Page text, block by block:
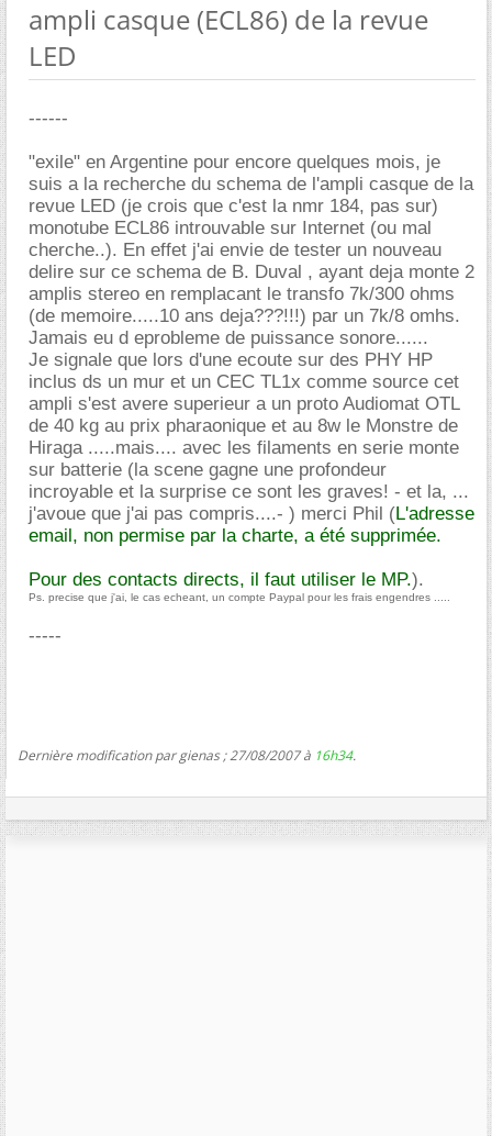
ampli casque (ECL86) de la revue
LED
------
"exile" en Argentine pour encore quelques mois, je
suis a la recherche du schema de l'ampli casque de la
revue LED (je crois que c'est la nmr 184, pas sur)
monotube ECL86 introuvable sur Internet (ou mal
cherche..). En effet j'ai envie de tester un nouveau
delire sur ce schema de B. Duval , ayant deja monte 2
amplis stereo en remplacant le transfo 7k/300 ohms
(de memoire.....10 ans deja???!!!) par un 7k/8 omhs.
Jamais eu d eprobleme de puissance sonore......
Je signale que lors d'une ecoute sur des PHY HP
inclus ds un mur et un CEC TL1x comme source cet
ampli s'est avere superieur a un proto Audiomat OTL
de 40 kg au prix pharaonique et au 8w le Monstre de
Hiraga .....mais.... avec les filaments en serie monte
sur batterie (la scene gagne une profondeur
incroyable et la surprise ce sont les graves! - et la, ...
j'avoue que j'ai pas compris....- ) merci Phil (L'adresse
email, non permise par la charte, a été supprimée.
Pour des contacts directs, il faut utiliser le MP.).
Ps. precise que j'ai, le cas echeant, un compte Paypal pour les frais engendres .....
-----
Dernière modification par gienas ; 27/08/2007 à 16h34.